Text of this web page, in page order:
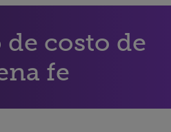
costo de
fe